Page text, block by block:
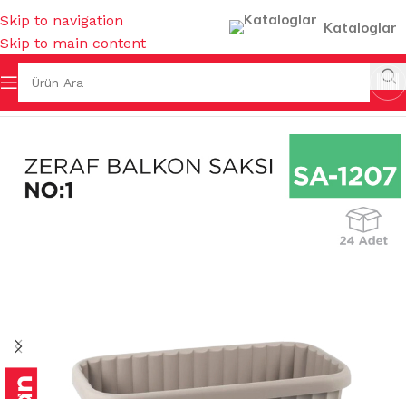
Skip to navigation
Skip to main content
Kataloglar
Ana Sayfa